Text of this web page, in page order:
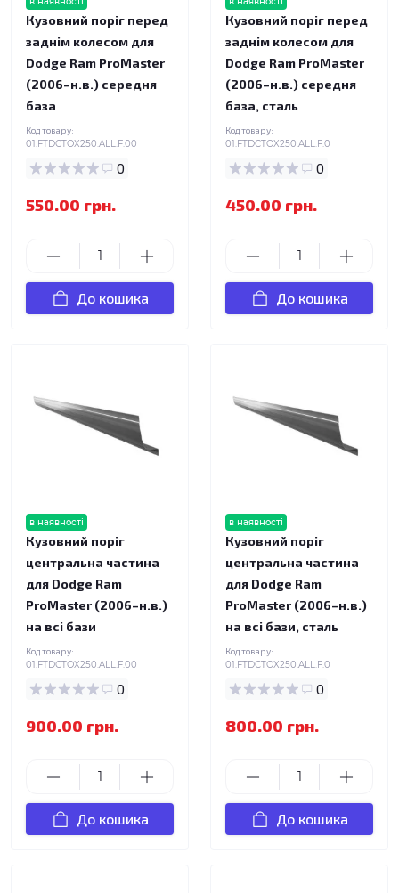
Кузовний поріг перед
заднім колесом для
Dodge Ram ProMaster
(2006–н.в.) середня
база
Код товару:
01.FTDCTOX250.ALL.F.00
0
550.00 грн.
До кошика
Кузовний поріг перед
заднім колесом для
Dodge Ram ProMaster
(2006–н.в.) середня
база, сталь
Код товару:
01.FTDCTOX250.ALL.F.0
0
450.00 грн.
До кошика
в наявності
Кузовний поріг
центральна частина
для Dodge Ram
ProMaster (2006–н.в.)
на всі бази
Код товару:
01.FTDCTOX250.ALL.F.00
0
900.00 грн.
До кошика
в наявності
Кузовний поріг
центральна частина
для Dodge Ram
ProMaster (2006–н.в.)
на всі бази, сталь
Код товару:
01.FTDCTOX250.ALL.F.0
0
800.00 грн.
До кошика